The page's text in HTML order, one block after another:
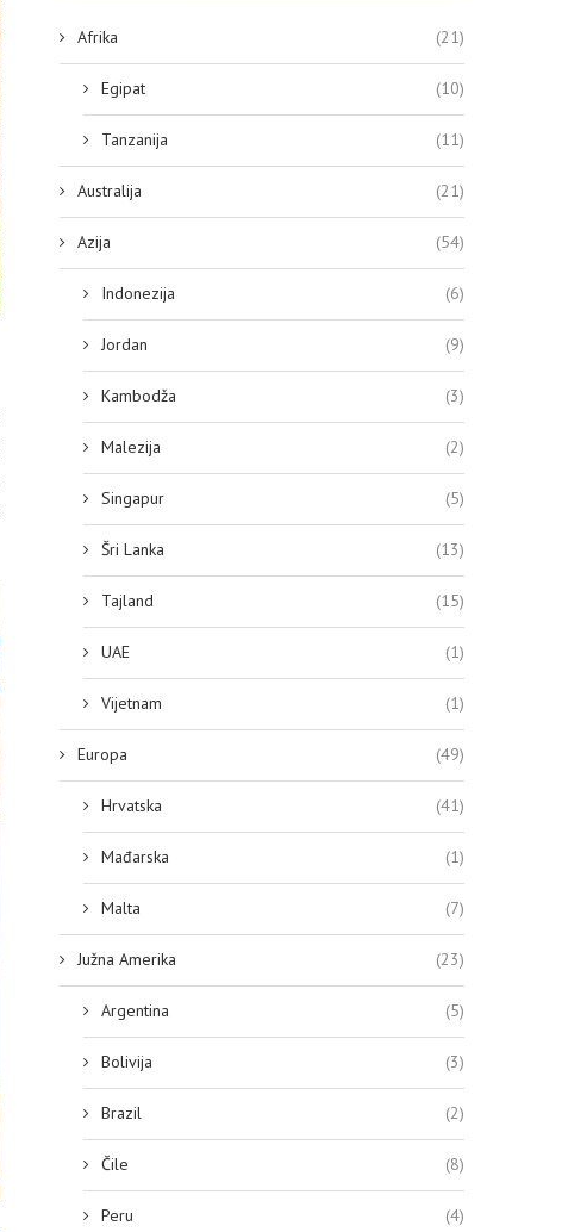
Afrika (21)
Egipat (10)
Tanzanija (11)
Australija (21)
Azija (54)
Indonezija (6)
Jordan (9)
Kambodža (3)
Malezija (2)
Singapur (5)
Šri Lanka (13)
Tajland (15)
UAE (1)
Vijetnam (1)
Europa (49)
Hrvatska (41)
Mađarska (1)
Malta (7)
Južna Amerika (23)
Argentina (5)
Bolivija (3)
Brazil (2)
Čile (8)
Peru (4)